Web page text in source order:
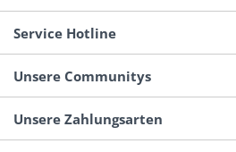
Service Hotline
Unsere Communitys
Unsere Zahlungsarten